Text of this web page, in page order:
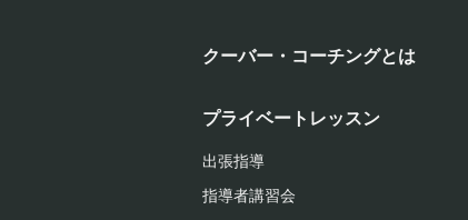
クーバー・コーチングとは
プライベートレッスン
出張指導
指導者講習会